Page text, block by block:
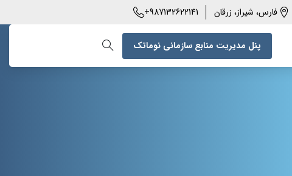
فارس، شیراز، زرقان +987132622141
پنل مدیریت منابع سازمانی نوماتک